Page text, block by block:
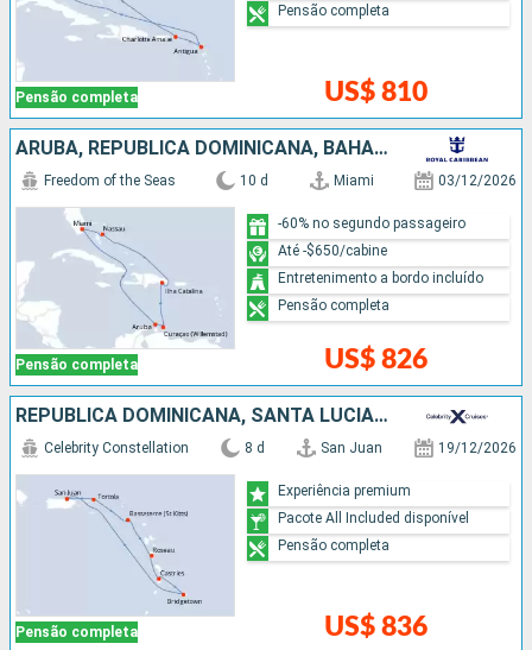
Pensão completa US$ 810
Pensão completa
ARUBA, REPUBLICA DOMINICANA, BAHAMAS, ESTADOS UNIDOS
Pensão completa
Freedom of the Seas 10 d Miami 03/12/2026
US$ 826
-60% no segundo passageiro
Até -$650/cabine
Entretenimento a bordo incluído
Pensão completa
REPUBLICA DOMINICANA, SANTA LUCIA, BARBADOS, PORTO RICO
Pensão completa
Celebrity Constellation 8 d San Juan 19/12/2026
US$ 836
Experiência premium
Pacote All Included disponível
Pensão completa